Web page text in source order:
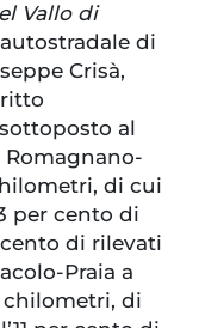
Vallo di
di
Crisà,
al
di cui
per cento di
di rilevati
Praia a
chilometri, di